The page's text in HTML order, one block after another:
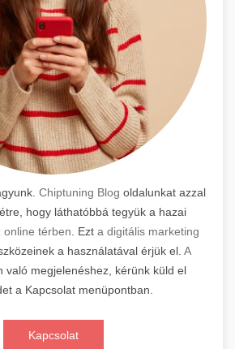
Chiptuning Blog oldalunkat azzal
hogy láthatóbbá tegyük a hazai
online térben . Ezt a digitális marketing
a használatával érjük el. A
való megjelenéshez, kérünk küld el
a Kapcsolat menüpontban.
Kapcsolat